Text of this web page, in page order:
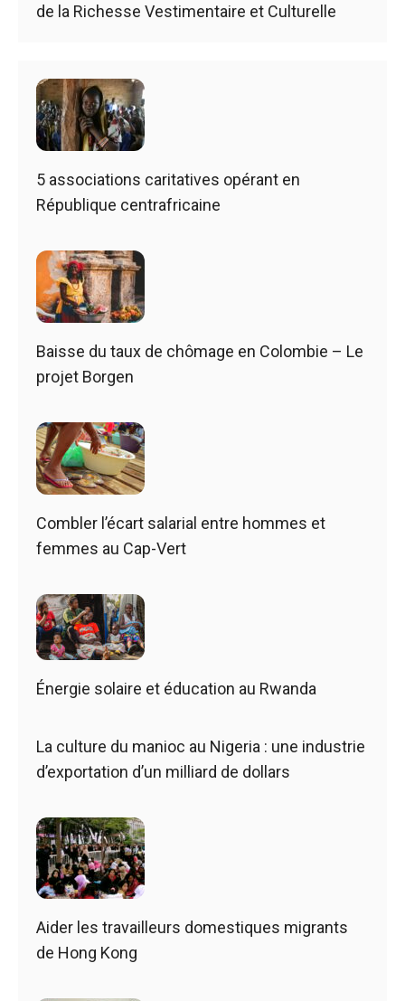
de la Richesse Vestimentaire et Culturelle
5 associations caritatives opérant en
République centrafricaine
Baisse du taux de chômage en Colombie – Le
projet Borgen
Combler l’écart salarial entre hommes et
femmes au Cap-Vert
Énergie solaire et éducation au Rwanda
La culture du manioc au Nigeria : une industrie
d’exportation d’un milliard de dollars
Aider les travailleurs domestiques migrants
de Hong Kong